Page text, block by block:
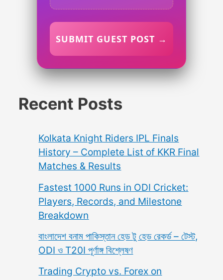
SUBMIT GUEST POST →
Recent Posts
Kolkata Knight Riders IPL Finals
History – Complete List of KKR Final
Matches & Results
Fastest 1000 Runs in ODI Cricket:
Players, Records, and Milestone
Breakdown
বাংলাদেশ বনাম পাকিস্তান হেড টু হেড রেকর্ড – টেস্ট,
ODI ও T20I পূর্ণাঙ্গ বিশ্লেষণ
Trading Crypto vs. Forex on